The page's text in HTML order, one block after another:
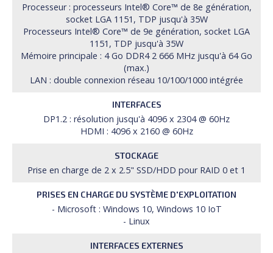
Processeur : processeurs Intel® Core™ de 8e génération,
socket LGA 1151, TDP jusqu'à 35W
Processeurs Intel® Core™ de 9e génération, socket LGA
1151, TDP jusqu'à 35W
Mémoire principale : 4 Go DDR4 2 666 MHz jusqu'à 64 Go
(max.)
LAN : double connexion réseau 10/100/1000 intégrée
INTERFACES
DP1.2 : résolution jusqu'à 4096 x 2304 @ 60Hz
HDMI : 4096 x 2160 @ 60Hz
STOCKAGE
Prise en charge de 2 x 2.5" SSD/HDD pour RAID 0 et 1
PRISES EN CHARGE DU SYSTÈME D'EXPLOITATION
- Microsoft : Windows 10, Windows 10 IoT
- Linux
INTERFACES EXTERNES